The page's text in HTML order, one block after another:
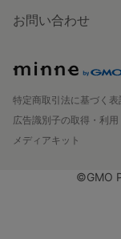
お問い合わせ
特定商取引法に基づく表
広告識別子の取得・利用
メディアキット
©GMO